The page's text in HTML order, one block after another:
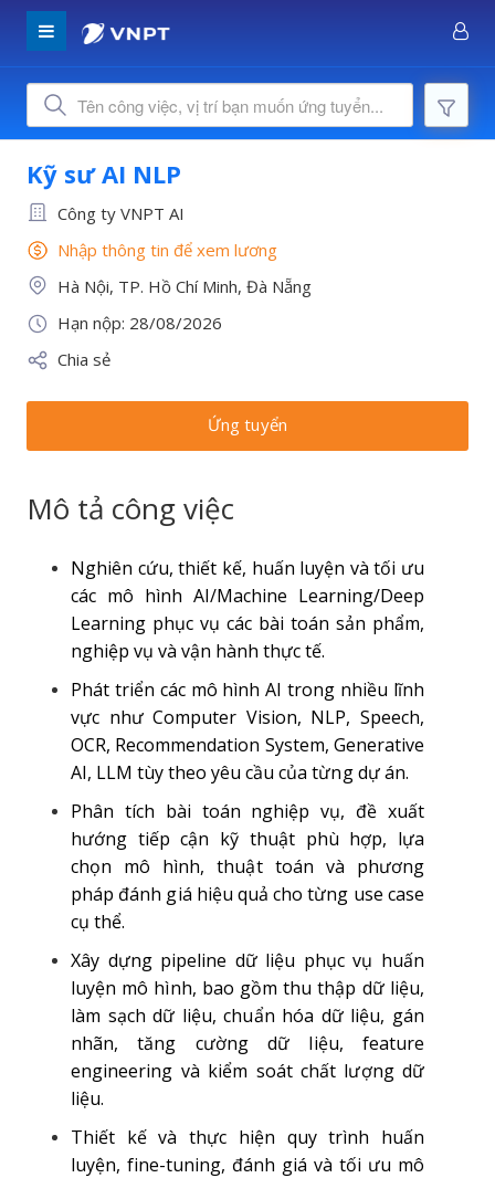
Kỹ sư AI NLP
Công ty VNPT AI
Nhập thông tin để xem lương
Hà Nội, TP. Hồ Chí Minh, Đà Nẵng
Hạn nộp: 28/08/2026
Chia sẻ
Ứng tuyển
Mô tả công việc
Nghiên cứu, thiết kế, huấn luyện và tối ưu
các mô hình AI/Machine Learning/Deep
Learning phục vụ các bài toán sản phẩm,
nghiệp vụ và vận hành thực tế.
Phát triển các mô hình AI trong nhiều lĩnh
vực như Computer Vision, NLP, Speech,
OCR, Recommendation System, Generative
AI, LLM tùy theo yêu cầu của từng dự án.
Phân tích bài toán nghiệp vụ, đề xuất
hướng tiếp cận kỹ thuật phù hợp, lựa
chọn mô hình, thuật toán và phương
pháp đánh giá hiệu quả cho từng use case
cụ thể.
Xây dựng pipeline dữ liệu phục vụ huấn
luyện mô hình, bao gồm thu thập dữ liệu,
làm sạch dữ liệu, chuẩn hóa dữ liệu, gán
nhãn, tăng cường dữ liệu, feature
engineering và kiểm soát chất lượng dữ
liệu.
Thiết kế và thực hiện quy trình huấn
luyện, fine-tuning, đánh giá và tối ưu mô